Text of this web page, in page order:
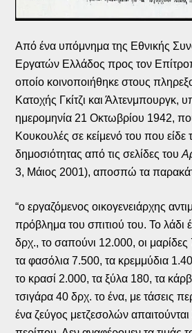
Από ένα υπόμνημα της Εθνικής
Εργατών Ελλάδος προς τον
οποίο κοινοποιήθηκε στους
Κατοχής Γκίτζι και Άλτενμπουργκ,
ημερομηνία 21 Οκτωβρίου 1942,
Κουκουλές σε κείμενό του που είδε
δημοσιότητας από τις σελίδες του
3, Μάιος 2001), αποσπώ τα
“ο εργαζόμενος οικογενειάρχης
πρόβλημα του σπιτιού του. Το λάδι
δρχ., το σαπούνι 12.000, οι μαρίδες
τα φασόλια 7.500, τα κρεμμύδια
το κρασί 2.000, τα ξύλα 180, τα
τσιγάρα 40 δρχ. το ένα, με τάσεις
ένα ζεύγος μετζεσολών